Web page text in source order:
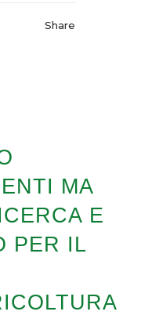
Share
MA
E
PER IL